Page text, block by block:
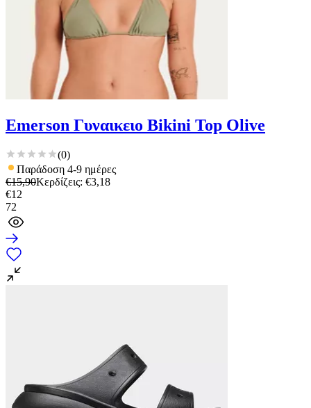
Emerson Γυναικειο Bikini Top Olive
(0)
Παράδοση 4-9 ημέρες
€15,90Κερδίζεις: €3,18
€12
72